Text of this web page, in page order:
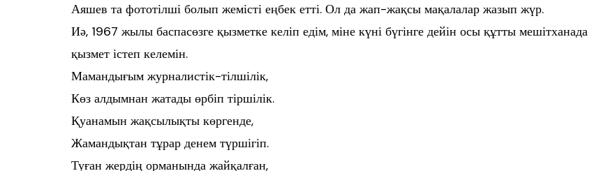
Аяшев та фототілші болып жемісті еңбек етті. Ол да жап-жақсы мақалалар жазып жүр.
Иә, 1967 жылы баспасөзге қызметке келіп едім, міне күні бүгінге дейін осы құтты мешітханада
қызмет істеп келемін.
Мамандығым журналистік-тілшілік,
Көз алдымнан жатады өрбіп тіршілік.
Қуанамын жақсылықты көргенде,
Жамандықтан тұрар денем түршігіп.
Туған жердің орманында жайқалған,